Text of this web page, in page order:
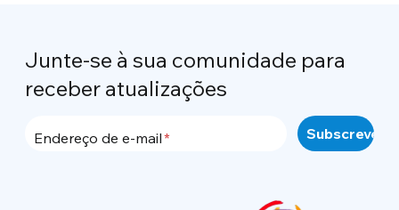
Junte-se à sua comunidade para
receber atualizações
Endereço de e-mail